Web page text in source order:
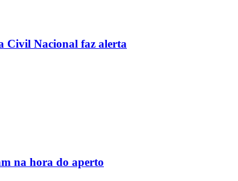
Civil Nacional faz alerta
na hora do aperto